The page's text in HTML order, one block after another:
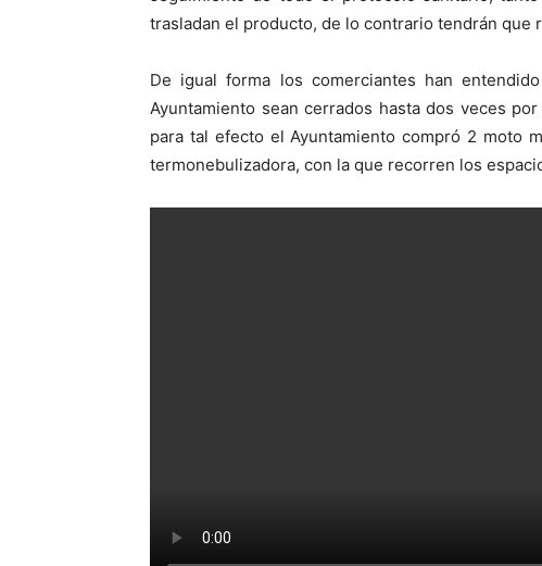
trasladan el producto, de lo contrario tendrán que
De igual forma los comerciantes han
Ayuntamiento sean cerrados hasta dos veces
para tal efecto el Ayuntamiento compró 2 moto
termonebulizadora, con la que recorren los